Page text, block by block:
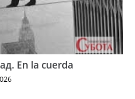
En la cuerda